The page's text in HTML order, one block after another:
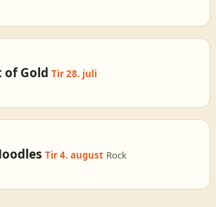
of Gold Tir 28. juli
Tir 4. august Rock